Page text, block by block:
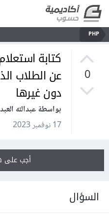
PHP
0
عن الطلاب
دون غيرها
بواسطة عبدالله
17 نوفمبر 2023
أجب على
السؤال